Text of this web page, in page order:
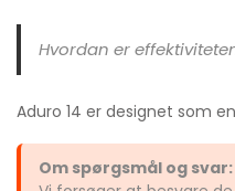
Hvordan er
Aduro 14 er designet som
Om spørgsmål og svar: